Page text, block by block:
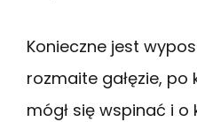
Konieczne jest
rozmaite gałęzie,
mógł się wspinać i o